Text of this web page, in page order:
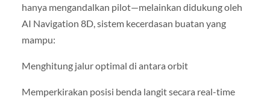
hanya mengandalkan pilot—melainkan didukung oleh
AI Navigation 8D, sistem kecerdasan buatan yang
mampu:
Menghitung jalur optimal di antara orbit
Memperkirakan posisi benda langit secara real-time